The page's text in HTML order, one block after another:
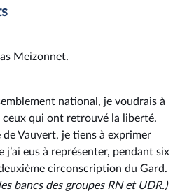
Meizonnet.
national, je voudrais à
qui ont retrouvé la liberté.
Vauvert, je tiens à exprimer
j’ai eus à représenter, pendant six
circonscription du Gard.
bancs des groupes RN et UDR.)